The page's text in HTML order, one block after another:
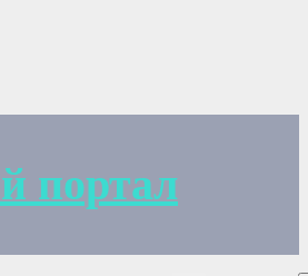
портал